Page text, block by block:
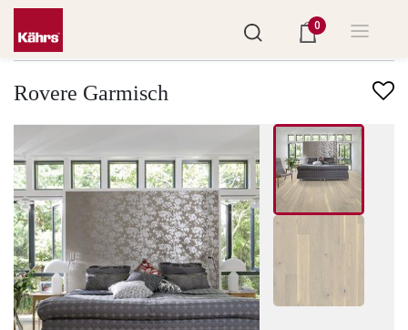
0
Trova un altro pavimento
Rovere Garmisch